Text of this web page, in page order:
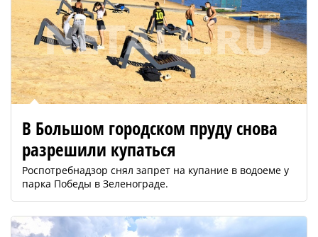
В Большом городском пруду снова
разрешили купаться
Роспотребнадзор снял запрет на купание в водоеме у
парка Победы в Зеленограде.